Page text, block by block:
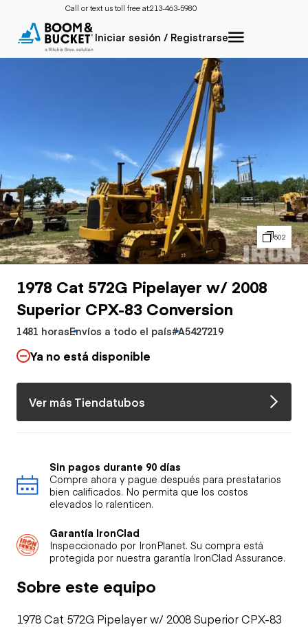
Call or text us toll free at:213-463-5980
Iniciar sesión / Registrarse
502
1978 Cat 572G Pipelayer w/ 2008
Superior CPX-83 Conversion
1481 horasEnvíos a todo el país#A5427219
Ya no está disponible
Ver más Tiendatubos
Sin pagos durante 90 días
Compre ahora y pague después para prestatarios
bien calificados. No permita que los costos
elevados lo ralenticen.
Garantía IronClad
Inspeccionado por IronPlanet. Su compra está
protegida por nuestra garantía IronClad Assurance.
Sobre este equipo
1978 Cat 572G Pipelayer w/ 2008 Superior CPX-83